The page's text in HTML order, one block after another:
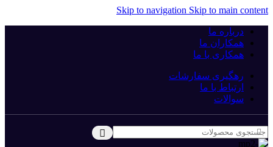
Skip to navigation Skip to main content
درباره ما
همکاران ما
همکاری با ما
رهگیری سفارشات
ارتباط با ما
سوالات